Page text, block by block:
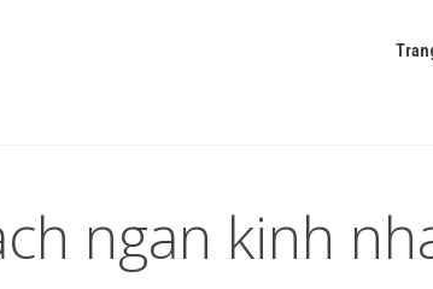
ngan kinh